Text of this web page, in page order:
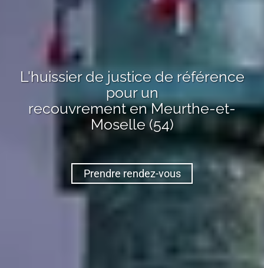
L'huissier de justice de référence
pour un
recouvrementen Meurthe-et-
Moselle (54)
Prendre rendez-vous